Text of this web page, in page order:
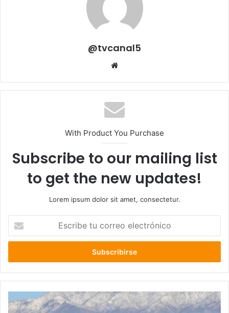
@tvcanal5
With Product You Purchase
Subscribe to our mailing list
to get the new updates!
Lorem ipsum dolor sit amet, consectetur.
correo
Triunfo
ambiental: